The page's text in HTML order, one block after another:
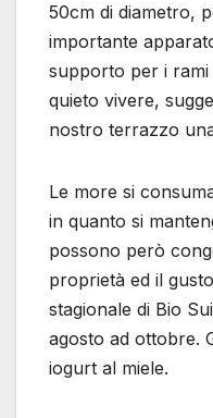
50cm di diametro,
importante
supporto per i rami
quieto vivere,
nostro terrazzo
Le more si
in quanto si
possono però
proprietà ed il
stagionale di Bio
agosto ad ottobre.
iogurt al miele.